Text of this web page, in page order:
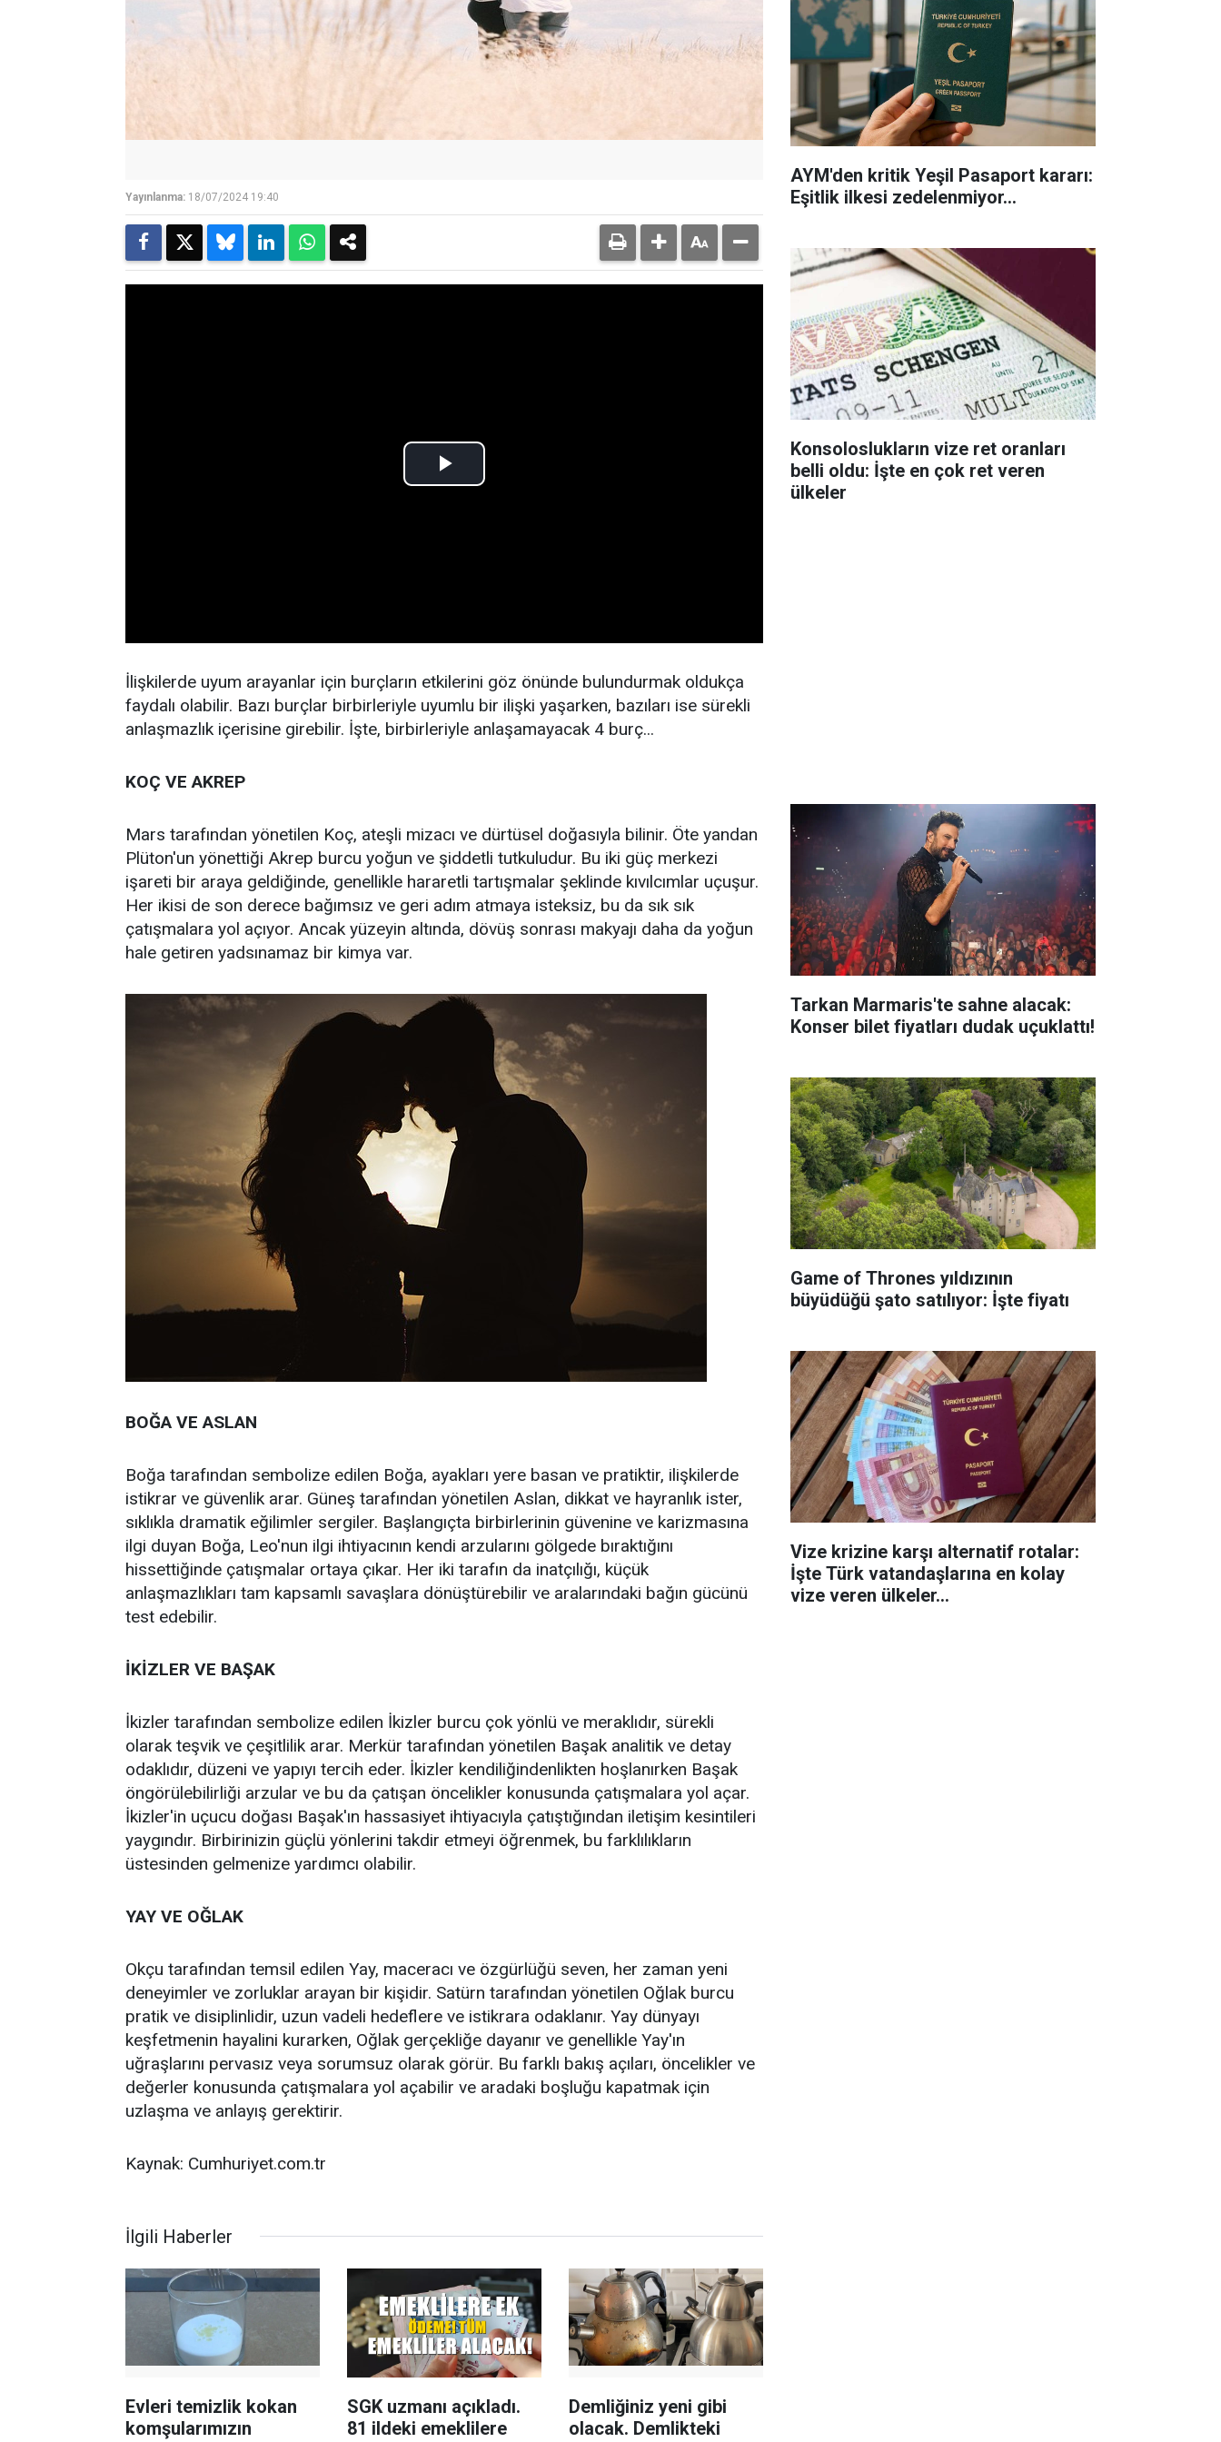
Yayınlanma: 18/07/2024 19:40
İlişkilerde uyum arayanlar için burçların etkilerini göz önünde bulundurmak oldukça
faydalı olabilir. Bazı burçlar birbirleriyle uyumlu bir ilişki yaşarken, bazıları ise sürekli
anlaşmazlık içerisine girebilir. İşte, birbirleriyle anlaşamayacak 4 burç...
KOÇ VE AKREP
Mars tarafından yönetilen Koç, ateşli mizacı ve dürtüsel doğasıyla bilinir. Öte yandan
Plüton'un yönettiği Akrep burcu yoğun ve şiddetli tutkuludur. Bu iki güç merkezi
işareti bir araya geldiğinde, genellikle hararetli tartışmalar şeklinde kıvılcımlar uçuşur.
Her ikisi de son derece bağımsız ve geri adım atmaya isteksiz, bu da sık sık
çatışmalara yol açıyor. Ancak yüzeyin altında, dövüş sonrası makyajı daha da yoğun
hale getiren yadsınamaz bir kimya var.
BOĞA VE ASLAN
Boğa tarafından sembolize edilen Boğa, ayakları yere basan ve pratiktir, ilişkilerde
istikrar ve güvenlik arar. Güneş tarafından yönetilen Aslan, dikkat ve hayranlık ister,
sıklıkla dramatik eğilimler sergiler. Başlangıçta birbirlerinin güvenine ve karizmasına
ilgi duyan Boğa, Leo'nun ilgi ihtiyacının kendi arzularını gölgede bıraktığını
hissettiğinde çatışmalar ortaya çıkar. Her iki tarafın da inatçılığı, küçük
anlaşmazlıkları tam kapsamlı savaşlara dönüştürebilir ve aralarındaki bağın gücünü
test edebilir.
İKİZLER VE BAŞAK
İkizler tarafından sembolize edilen İkizler burcu çok yönlü ve meraklıdır, sürekli
olarak teşvik ve çeşitlilik arar. Merkür tarafından yönetilen Başak analitik ve detay
odaklıdır, düzeni ve yapıyı tercih eder. İkizler kendiliğindenlikten hoşlanırken Başak
öngörülebilirliği arzular ve bu da çatışan öncelikler konusunda çatışmalara yol açar.
İkizler'in uçucu doğası Başak'ın hassasiyet ihtiyacıyla çatıştığından iletişim kesintileri
yaygındır. Birbirinizin güçlü yönlerini takdir etmeyi öğrenmek, bu farklılıkların
üstesinden gelmenize yardımcı olabilir.
YAY VE OĞLAK
Okçu tarafından temsil edilen Yay, maceracı ve özgürlüğü seven, her zaman yeni
deneyimler ve zorluklar arayan bir kişidir. Satürn tarafından yönetilen Oğlak burcu
pratik ve disiplinlidir, uzun vadeli hedeflere ve istikrara odaklanır. Yay dünyayı
keşfetmenin hayalini kurarken, Oğlak gerçekliğe dayanır ve genellikle Yay'ın
uğraşlarını pervasız veya sorumsuz olarak görür. Bu farklı bakış açıları, öncelikler ve
değerler konusunda çatışmalara yol açabilir ve aradaki boşluğu kapatmak için
uzlaşma ve anlayış gerektirir.
Kaynak: Cumhuriyet.com.tr
İlgili Haberler
Evleri temizlik kokan
komşularımızın
SGK uzmanı açıkladı.
81 ildeki emeklilere
Demliğiniz yeni gibi
olacak. Demlikteki
AYM'den kritik Yeşil Pasaport kararı:
Eşitlik ilkesi zedelenmiyor...
Konsoloslukların vize ret oranları
belli oldu: İşte en çok ret veren
ülkeler
Tarkan Marmaris'te sahne alacak:
Konser bilet fiyatları dudak uçuklattı!
Game of Thrones yıldızının
büyüdüğü şato satılıyor: İşte fiyatı
Vize krizine karşı alternatif rotalar:
İşte Türk vatandaşlarına en kolay
vize veren ülkeler...